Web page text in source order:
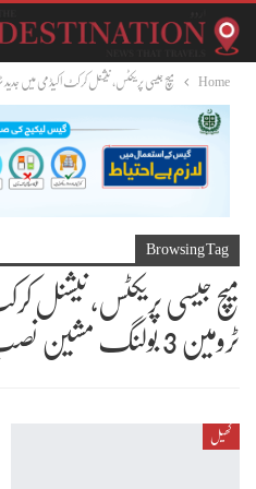
Home میچ جیسی پریکٹس، نیشنل کرکٹ اکیڈمی میں جدید ٹرومین 3 بولنگ
Browsing Tag
میچ جیسی پریکٹس، نیشنل
ٹرومین 3 بولنگ مشین نصب
کھیل